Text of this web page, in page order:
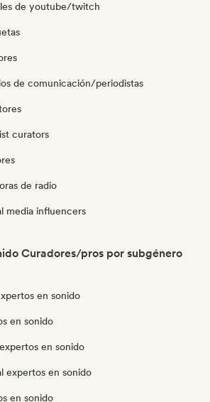
de youtube/twitch
de comunicación/periodistas
curators
de radio
media influencers
Curadores/pros por subgénero
en sonido
en sonido
en sonido
expertos en sonido
en sonido